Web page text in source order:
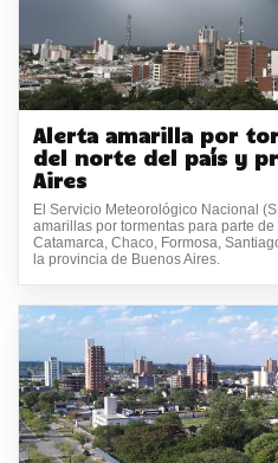
Alerta amarilla por
del norte del país y
Aires
El Servicio Meteorológico Nacional
amarillas por tormentas para parte
Catamarca, Chaco, Formosa,
la provincia de Buenos Aires.